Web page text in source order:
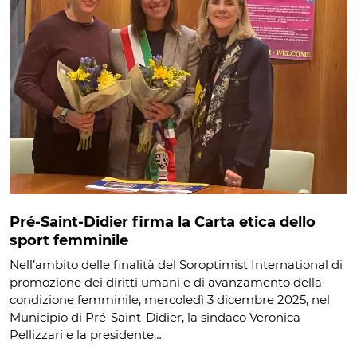
Pré-Saint-Didier firma la Carta etica dello
sport femminile
Nell’ambito delle finalità del Soroptimist International di
promozione dei diritti umani e di avanzamento della
condizione femminile, mercoledì 3 dicembre 2025, nel
Municipio di Pré-Saint-Didier, la sindaco Veronica
Pellizzari e la presidente…